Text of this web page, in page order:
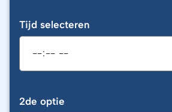
Tijd selecteren
2de optie